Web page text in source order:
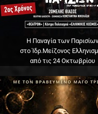
Η Παναγία των Παρισίων
στο Ίδρ.Μείζονος
από τις 24 Οκτωβρίου